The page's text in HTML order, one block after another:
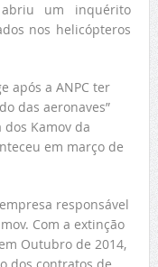
abriu um inquérito
nos helicópteros
após a ANPC ter
das aeronaves”
Kamov da
em março de
responsável
Com a extinção
Outubro de 2014,